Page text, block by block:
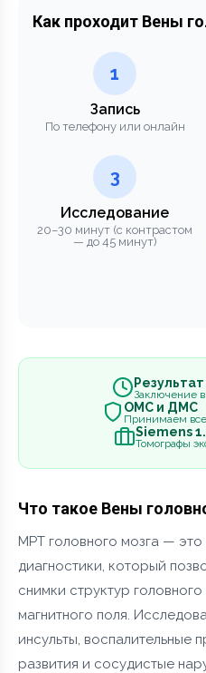
Как проходит Вены
1
Запись
По телефону или онлайн
3
Исследование
20–30 минут (с контрастом
— до 45 минут)
Результат
Заключение
ОМС и ДМС
Принимаем все
Siemens
Томографы
Что такое Вены
МРТ головного мозга —
диагностики, который
снимки структур
магнитного поля.
инсульты, воспалительные
развития и сосудистые